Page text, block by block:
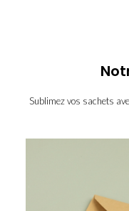
Sublimez vos sachets